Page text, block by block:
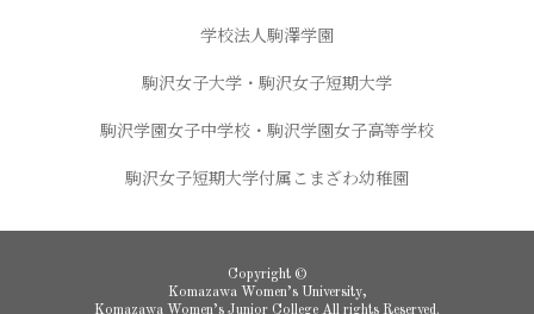
学校法人駒澤学園
駒沢女子大学・駒沢女子短期大学
駒沢学園女子中学校・駒沢学園女子高等学校
駒沢女子短期大学付属こまざわ幼稚園
Copyright ©
Komazawa Women’s University,
Komazawa Women’s Junior College All rights Reserved.